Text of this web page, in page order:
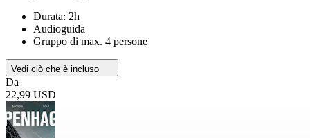
Durata: 2h
Audioguida
Gruppo di max. 4 persone
Vedi ciò che è incluso
Da
22,99 USD